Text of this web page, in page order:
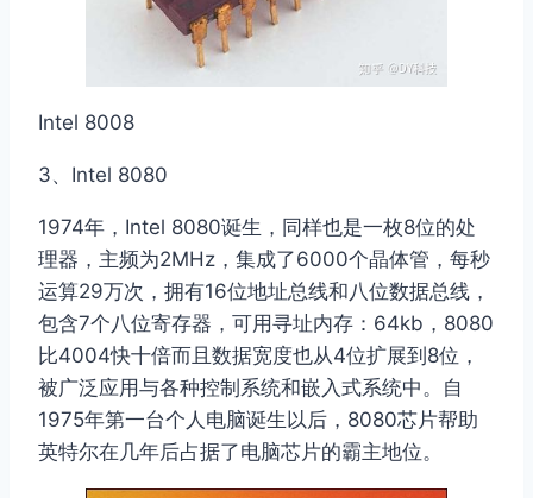
Intel 8008
3、Intel 8080
1974年，Intel 8080诞生，同样也是一枚8位的处
理器，主频为2MHz，集成了6000个晶体管，每秒
运算29万次，拥有16位地址总线和八位数据总线，
包含7个八位寄存器，可用寻址内存：64kb，8080
比4004快十倍而且数据宽度也从4位扩展到8位，
被广泛应用与各种控制系统和嵌入式系统中。自
1975年第一台个人电脑诞生以后，8080芯片帮助
英特尔在几年后占据了电脑芯片的霸主地位。